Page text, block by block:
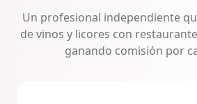
Un profesional independiente
de vinos y licores con
ganando comisión por